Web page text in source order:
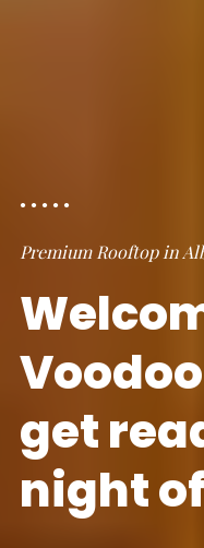
Premium Rooftop in
get
night